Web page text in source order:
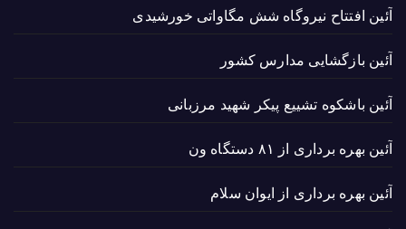
آئین افتتاح نیروگاه شش مگاواتی خورشیدی
آئین بازگشایی مدارس کشور
آئین باشکوه تشییع پیکر شهید مرزبانی
آئین بهره برداری از ۸۱ دستگاه ون
آئین بهره برداری از ایوان سلام